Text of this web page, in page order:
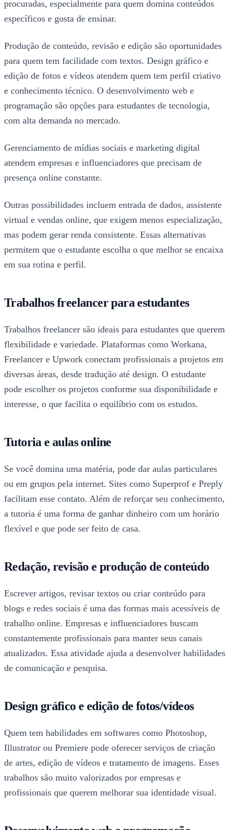
procuradas, especialmente para quem domina conteúdos
específicos e gosta de ensinar.
Produção de conteúdo, revisão e edição são oportunidades
para quem tem facilidade com textos. Design gráfico e
edição de fotos e vídeos atendem quem tem perfil criativo
e conhecimento técnico. O desenvolvimento web e
programação são opções para estudantes de tecnologia,
com alta demanda no mercado.
Gerenciamento de mídias sociais e marketing digital
atendem empresas e influenciadores que precisam de
presença online constante.
Outras possibilidades incluem entrada de dados, assistente
virtual e vendas online, que exigem menos especialização,
mas podem gerar renda consistente. Essas alternativas
permitem que o estudante escolha o que melhor se encaixa
em sua rotina e perfil.
Trabalhos freelancer para estudantes
Trabalhos freelancer são ideais para estudantes que querem
flexibilidade e variedade. Plataformas como Workana,
Freelancer e Upwork conectam profissionais a projetos em
diversas áreas, desde tradução até design. O estudante
pode escolher os projetos conforme sua disponibilidade e
interesse, o que facilita o equilíbrio com os estudos.
Tutoria e aulas online
Se você domina uma matéria, pode dar aulas particulares
ou em grupos pela internet. Sites como Superprof e Preply
facilitam esse contato. Além de reforçar seu conhecimento,
a tutoria é uma forma de ganhar dinheiro com um horário
flexível e que pode ser feito de casa.
Redação, revisão e produção de conteúdo
Escrever artigos, revisar textos ou criar conteúdo para
blogs e redes sociais é uma das formas mais acessíveis de
trabalho online. Empresas e influenciadores buscam
constantemente profissionais para manter seus canais
atualizados. Essa atividade ajuda a desenvolver habilidades
de comunicação e pesquisa.
Design gráfico e edição de fotos/vídeos
Quem tem habilidades em softwares como Photoshop,
Illustrator ou Premiere pode oferecer serviços de criação
de artes, edição de vídeos e tratamento de imagens. Esses
trabalhos são muito valorizados por empresas e
profissionais que querem melhorar sua identidade visual.